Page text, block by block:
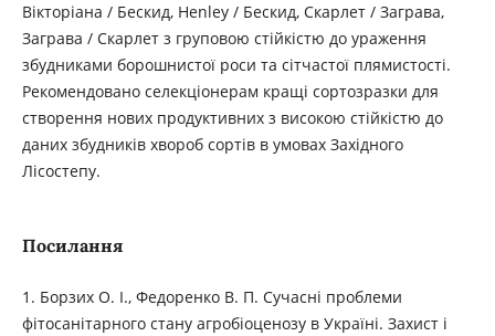
Вікторіана / Бескид, Henley / Бескид, Скарлет / Заграва,
Заграва / Скарлет з груповою стійкістю до ураження
збудниками борошнистої роси та сітчастої плямистості.
Рекомендовано селекціонерам кращі сортозразки для
створення нових продуктивних з високою стійкістю до
даних збудників хвороб сортів в умовах Західного
Лісостепу.
Посилання
1. Борзих О. І., Федоренко В. П. Сучасні проблеми
фітосанітарного стану агробіоценозу в Україні. Захист і